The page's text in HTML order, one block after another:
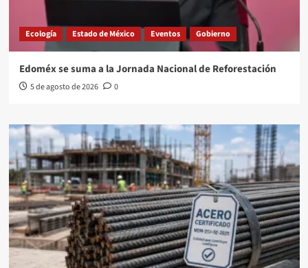
Ecología Estado de México Eventos Gobierno
Edoméx se suma a la Jornada Nacional de Reforestación
5 de agosto de 2026 0